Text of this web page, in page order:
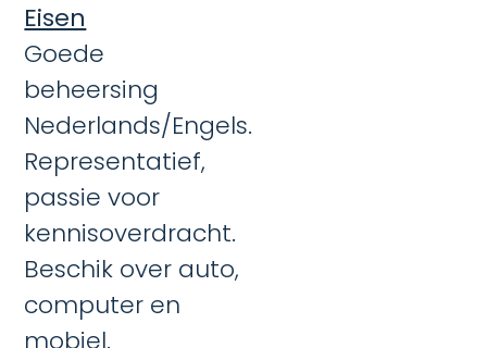
Eisen
Goede
beheersing
Nederlands/Engels.
Representatief,
passie voor
kennisoverdracht.
Beschik over auto,
computer en
mobiel.